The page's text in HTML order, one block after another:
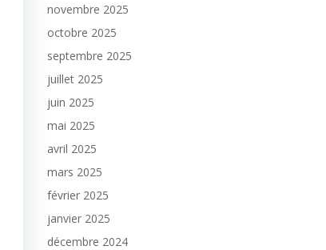
novembre 2025
octobre 2025
septembre 2025
juillet 2025
juin 2025
mai 2025
avril 2025
mars 2025
février 2025
janvier 2025
décembre 2024